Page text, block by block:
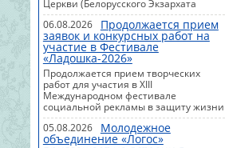
и попыткой сохранить или продлить
существов...
Церкви (Белорусского Экзархата
Московского Патриархата) в
последнее время отмечается
активизация псевдорелигиозных
организаций, структур и общностей,
деятельность которых направлена на
искажение православного
вероучения, внесение смуты и
разделений среди верующих. С этой
целью они:— представляются
священнослужителями
Православной Церкви, совершая в
противоречии с цер...
06.08.2026 Продолжается прием
заявок и конкурсных работ на
участие в Фестивале
«Ладошка-2026»
Продолжается прием творческих
работ для участия в XIII
Международном фестивале
социальной рекламы в защиту жизни
и семьи "Ладошка".Мероприятие
внесено в Программу сотрудничества
между Белорусской Православной
05.08.2026 Молодежное
объединение «Логос»